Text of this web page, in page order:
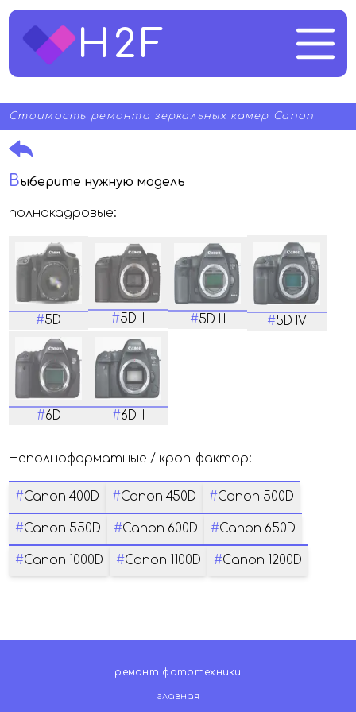
H2F
Стоимость ремонта зеркальных камер Canon
Выберите нужную модель
полнокадровые:
#5D #5D II #5D III #5D IV
#6D #6D II
Неполноформатные / кроп-фактор:
#Canon 400D #Canon 450D #Canon 500D
#Canon 550D #Canon 600D #Canon 650D
#Canon 1000D #Canon 1100D #Canon 1200D
ремонт фототехники
главная